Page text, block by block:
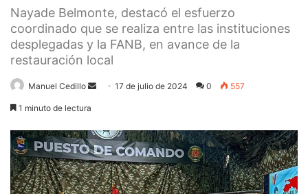
Nayade Belmonte, destacó el esfuerzo
coordinado que se realiza entre las instituciones
desplegadas y la FANB, en avance de la
restauración local
Manuel Cedillo
Send17 de julio de 2024 0 557
1 minuto de lectura